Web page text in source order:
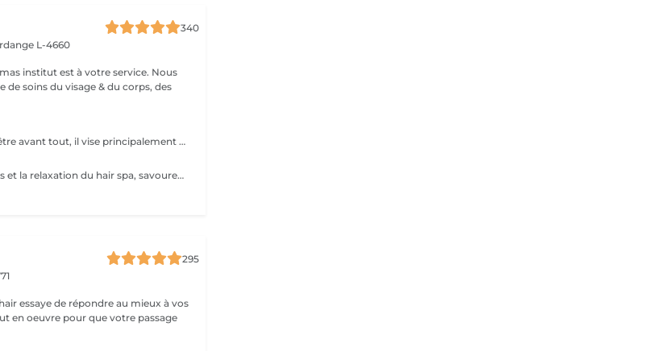
340
L-4660
institut est à votre service. Nous
soins du visage & du corps, des
Ce soin est un soin de bien-être avant tout, il vise principalement à rééquilibrer l'harmonie du corps par des techniques et des pressions de massage au niveau du cuir chevelu, de la nuque et des épaules . Les huiles utilisées sont essentiellement là pour traiter les différentes caractéristiques de votre cuir chevelu et vos cheveux, merci de nous informer en cas d'allergie. Ce soin inclut des huiles essentielles, il est important de nous prévenir en cas de grossesse ou d'allergie. Déroulement du soin ; pose d'une huile spécifique gommage du cuir chevelu bain de vapeur et massage crânien masque des cheveux séchage Ce soin ne comprend pas de coiffure, ni de brushing à la fin du soin, uniquement un séchage.
Ce soin combine les bienfaits et la relaxation du hair spa, savourez un soin du cuir chevelu associé à un massage de la nuque, des épaules et de la tête en traitant vous peau en même temps. Ce soin ne comprend pas de coiffure à la fin, ni de brushing, uniquement un séchage.
295
essaye de répondre au mieux à vos